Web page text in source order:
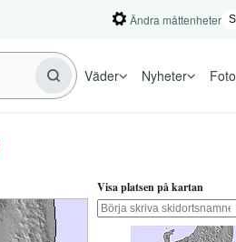
Ändra måttenheter
Väder Nyheter Foto
Visa platsen på kartan